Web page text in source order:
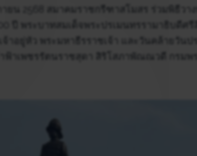
ายน 2568 สมาคมราชกรีฑาสโมสร ร่วมพิธีวา
ปี พระบาทสมเด็จพระปรเมนทรรามาธิบดีศรี
เจ้าอยู่หัว พระมหาธีรราชเจ้า และวันคล้ายวันป
จ้าฟ้าเพชรรัตนราชสุดา สิริโสภาพัณณวดี กรม